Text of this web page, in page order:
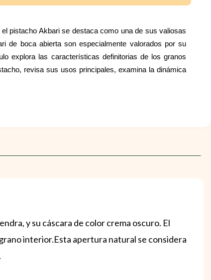
pistacho Akbari se destaca como una de sus valiosas
de boca abierta son especialmente valorados por su
explora las características definitorias de los granos
revisa sus usos principales, examina la dinámica
y su cáscara de color crema oscuro. El
interior.Esta apertura natural se considera